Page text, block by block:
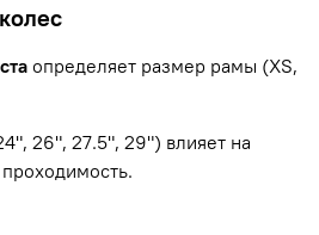
определяет размер рамы (XS,
26", 27.5", 29") влияет на